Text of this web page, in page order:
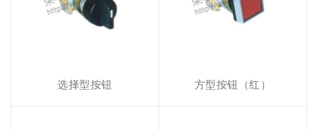
选择型按钮 方型按钮（红）